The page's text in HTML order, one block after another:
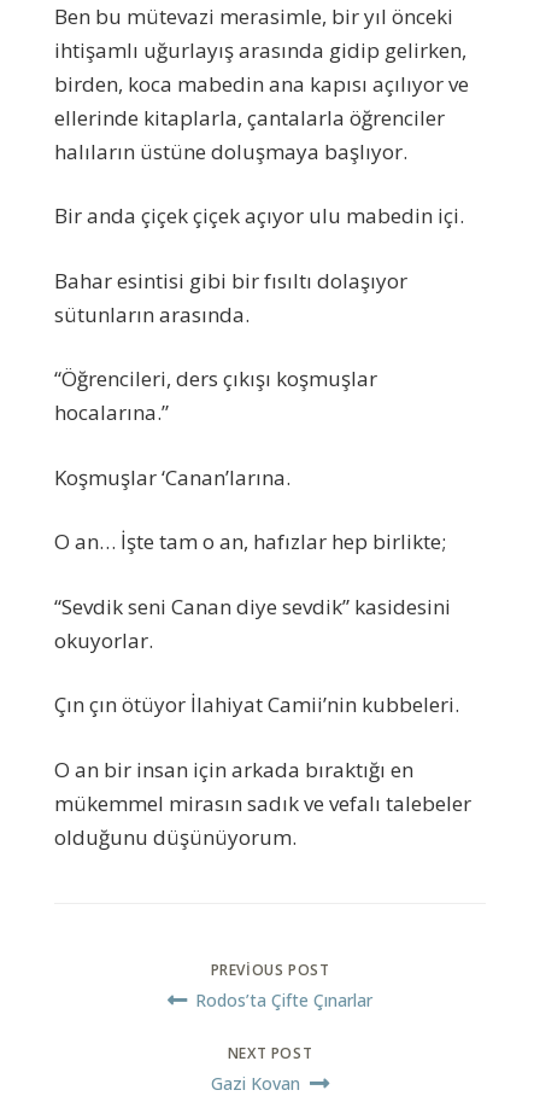
Ben bu mütevazi merasimle, bir yıl önceki
ihtişamlı uğurlayış arasında gidip gelirken,
birden, koca mabedin ana kapısı açılıyor ve
ellerinde kitaplarla, çantalarla öğrenciler
halıların üstüne doluşmaya başlıyor.
Bir anda çiçek çiçek açıyor ulu mabedin içi.
Bahar esintisi gibi bir fısıltı dolaşıyor
sütunların arasında.
“Öğrencileri, ders çıkışı koşmuşlar
hocalarına.”
Koşmuşlar ‘Canan’larına.
O an… İşte tam o an, hafızlar hep birlikte;
“Sevdik seni Canan diye sevdik” kasidesini
okuyorlar.
Çın çın ötüyor İlahiyat Camii’nin kubbeleri.
O an bir insan için arkada bıraktığı en
mükemmel mirasın sadık ve vefalı talebeler
olduğunu düşünüyorum.
PREVIOUS POST
Rodos’ta Çifte Çınarlar
NEXT POST
Gazi Kovan